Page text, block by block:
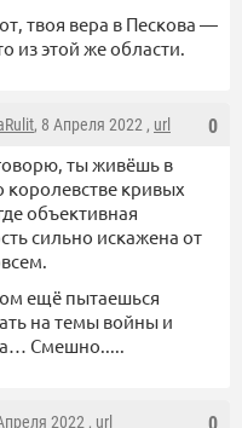
твоя вера в Пескова —
из этой же области.
0
, 8 Апреля 2022 , url
ты живёшь в
королевстве кривых
объективная
сильно искажена от
ещё пытаешься
на темы войны и
Смешно.....
2022 , url